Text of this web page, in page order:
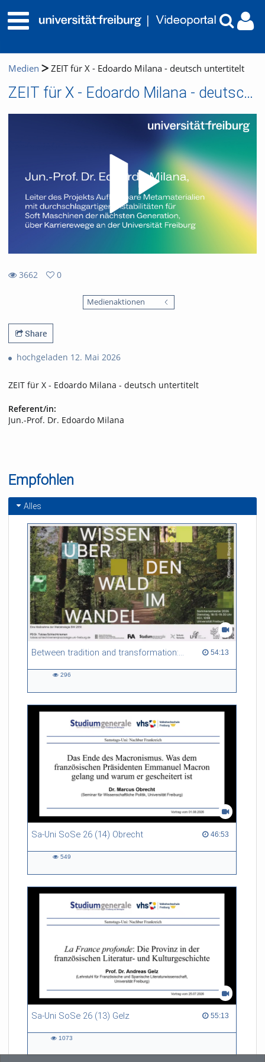
Medien ZEIT für X - Edoardo Milana - deutsch untertitelt
ZEIT für X - Edoardo Milana - deutsch untertitelt
3662
0
Medienaktionen
Share
hochgeladen 12. Mai 2026
ZEIT für X - Edoardo Milana - deutsch untertitelt
Referent/in:
Jun.-Prof. Dr. Edoardo Milana
Empfohlen
Alles
Between tradition and transformation: how owners, advisers and institutions co-create knowledge for resilient forests in Europe 54:13
54:13 duration
296
Sa-Uni SoSe 26 (14) Obrecht 46:53
46:53 duration
549
Sa-Uni SoSe 26 (13) Gelz 55:13
55:13 duration
1073